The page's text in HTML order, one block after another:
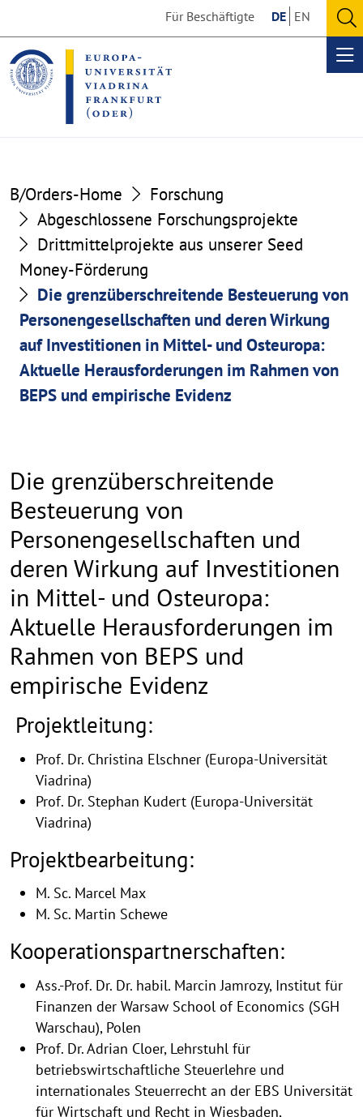
the
content
section
the
footer
section
Für Beschäftigte DE EN
B/Orders-Home
Forschung
Abgeschlossene Forschungsprojekte
Drittmittelprojekte aus unserer Seed
Money-Förderung
Die grenzüberschreitende Besteuerung von
Personengesellschaften und deren Wirkung
auf Investitionen in Mittel- und Osteuropa:
Aktuelle Herausforderungen im Rahmen von
BEPS und empirische Evidenz
Die grenzüberschreitende
Besteuerung von
Personengesellschaften und
deren Wirkung auf Investitionen
in Mittel- und Osteuropa:
Aktuelle Herausforderungen im
Rahmen von BEPS und
empirische Evidenz
Die
grenzüberschreitende
Besteuerung
von
Personengesellschaften
und
deren
Wirkung
Investitionen
Mittel-
Osteuropaean
Monnet
Projektleitung:
Prof. Dr. Christina Elschner (Europa-Universität
Viadrina)
Prof. Dr. Stephan Kudert (Europa-Universität
Viadrina)
Projektbearbeitung:
M. Sc. Marcel Max
M. Sc. Martin Schewe
Kooperationspartnerschaften:
Ass.-Prof. Dr. Dr. habil. Marcin Jamrozy, Institut für
Finanzen der Warsaw School of Economics (SGH
Warschau), Polen
Prof. Dr. Adrian Cloer, Lehrstuhl für
betriebswirtschaftliche Steuerlehre und
internationales Steuerrecht an der EBS Universität
für Wirtschaft und Recht in Wiesbaden,